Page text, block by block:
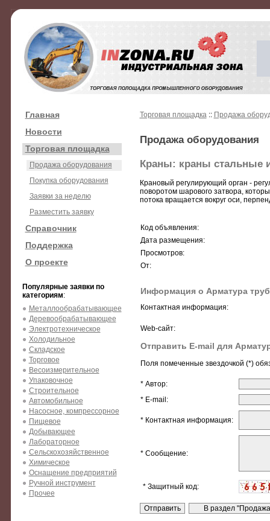
Главная
Новости
Торговая площадка
Продажа оборудования
Покупка оборудования
Заявки за неделю
Разместить заявку
Справочник
Поддержка
О проекте
Популярные заявки по
категориям:
Металлообрабатывающее
Деревообрабатывающее
Электротехническое
Холодильное
Складское
Торговое
Весоизмерительное
Упаковочное
Строительное
Автомобильное
Насосное, компрессорное
Пищевое
Добывающее
Лабораторное
Сельскохозяйственное
Химическое
Оснащение предприятий
Ручной инструмент
Прочее
Торговая площадка:: Продажа
Продажа оборудования
Краны: краны стальные
Крановый регулирующий орган -
поворотом шарового затвора,
потока вращается вокруг оси,
Код объявления:
Дата размещения:
Просмотров:
От:
Информация о Арматура
Контактная информация:
Web-сайт:
Отправить E-mail для
Поля помеченные звездочкой (*)
* Автор:
* E-mail:
* Контактная информация:
* Сообщение:
* Защитный код: